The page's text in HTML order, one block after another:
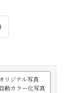
オリジナル写真
自動カラー化写真